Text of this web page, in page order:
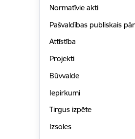
Normatīvie akti
Pašvaldības publiskais
Attīstība
Projekti
Būvvalde
Iepirkumi
Tirgus izpēte
Izsoles